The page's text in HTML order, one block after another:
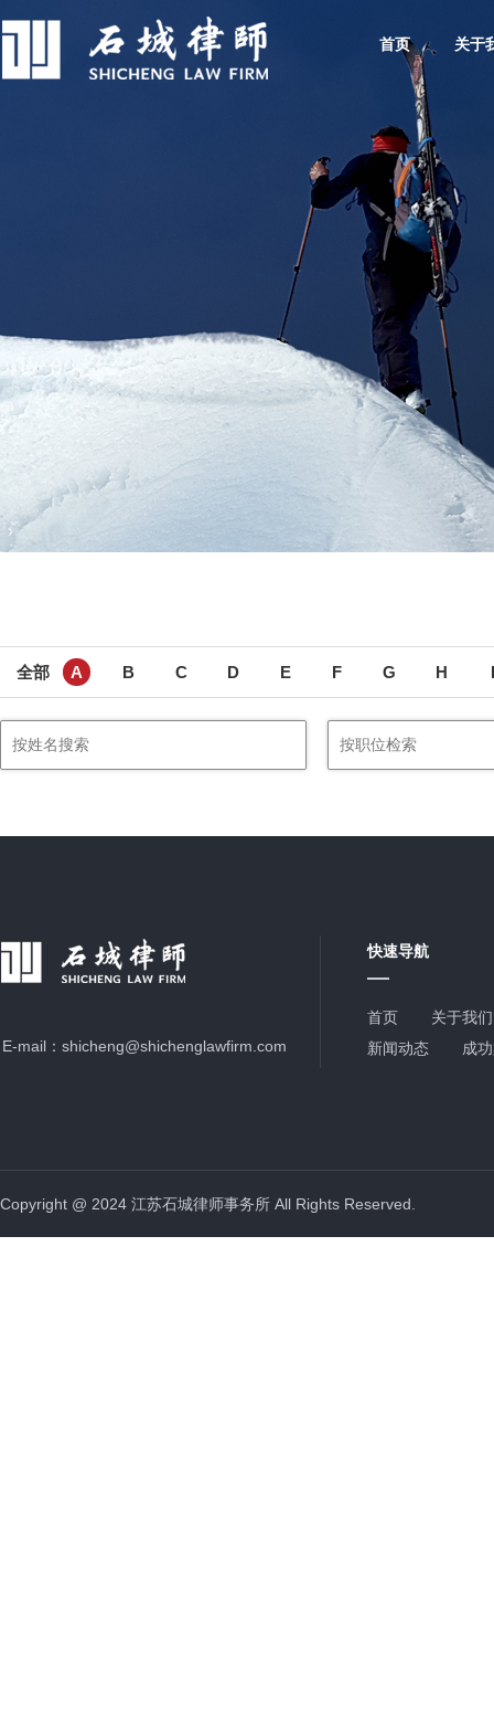
首页 关于
全部 A B C D E F G H
E-mail： shicheng@shichenglawfirm.com
快速导航
首页
关于我们
新闻动态
成
Copyright @ 2024 江苏石城律师事务所 All Rights Reserved.